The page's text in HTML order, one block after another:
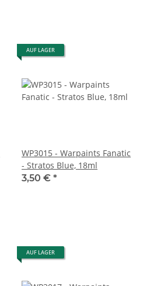
AUF LAGER
WP3015 - Warpaints Fanatic
- Stratos Blue, 18ml
3,50 € *
AUF LAGER